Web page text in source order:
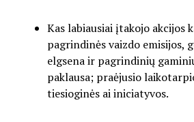
Kas labiausiai įtakojo akcijos
pagrindinės vaizdo emisijos,
elgsena ir pagrindinių
paklausa; praėjusio
tiesioginės ai iniciatyvos.